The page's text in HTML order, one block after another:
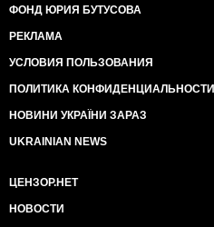
ФОНД ЮРИЯ БУТУСОВА
РЕКЛАМА
УСЛОВИЯ ПОЛЬЗОВАНИЯ
ПОЛИТИКА КОНФИДЕНЦИАЛЬНОСТИ
НОВИНИ УКРАЇНИ ЗАРАЗ
UKRAINIAN NEWS
ЦЕНЗОР.НЕТ
НОВОСТИ